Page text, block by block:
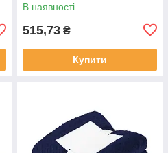
В наявності
515,73 ₴
Купити